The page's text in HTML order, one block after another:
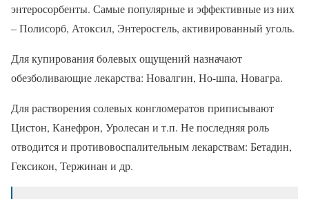
энтеросорбенты. Самые популярные и эффективные из них
– Полисорб, Атоксил, Энтеросгель, активированный уголь.
Для купирования болевых ощущений назначают
обезболивающие лекарства: Новалгин, Но-шпа, Новагра.
Для растворения солевых конгломератов приписывают
Цистон, Канефрон, Уролесан и т.п. Не последняя роль
отводится и противовоспалительным лекарствам: Бетадин,
Гексикон, Тержинан и др.